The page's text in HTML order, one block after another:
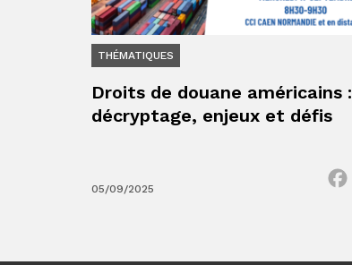
THÉMATIQUES
Droits de douane américains :
décryptage, enjeux et défis
05/09/2025